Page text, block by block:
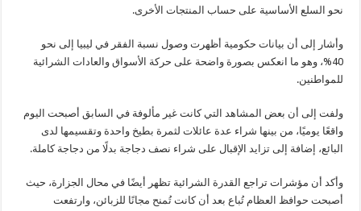
نحو السلع الأساسية على حساب المنتجات الأخرى.
وأشار إلى أن بيانات حكومية أظهرت وصول نسبة الفقر في ليبيا إلى نحو
40%، وهو ما انعكس بصورة واضحة على حركة الأسواق والعادات الشرائية
للمواطنين.
ولفت إلى أن بعض المشاهد التي كانت غير مألوفة في السابق أصبحت اليوم
واقعًا يوميًا، من بينها شراء عدة عائلات لثمرة بطيخ واحدة وتقسيمها لدى
البائع، إضافة إلى تزايد الإقبال على شراء نصف دجاجة بدلًا من دجاجة كاملة.
وأكد أن مؤشرات تراجع القدرة الشرائية تظهر أيضًا في محال الجزارة، حيث
أصبحت حوافظ العظام تُباع بعد أن كانت تُمنح مجانًا للزبائن، وارتفعت